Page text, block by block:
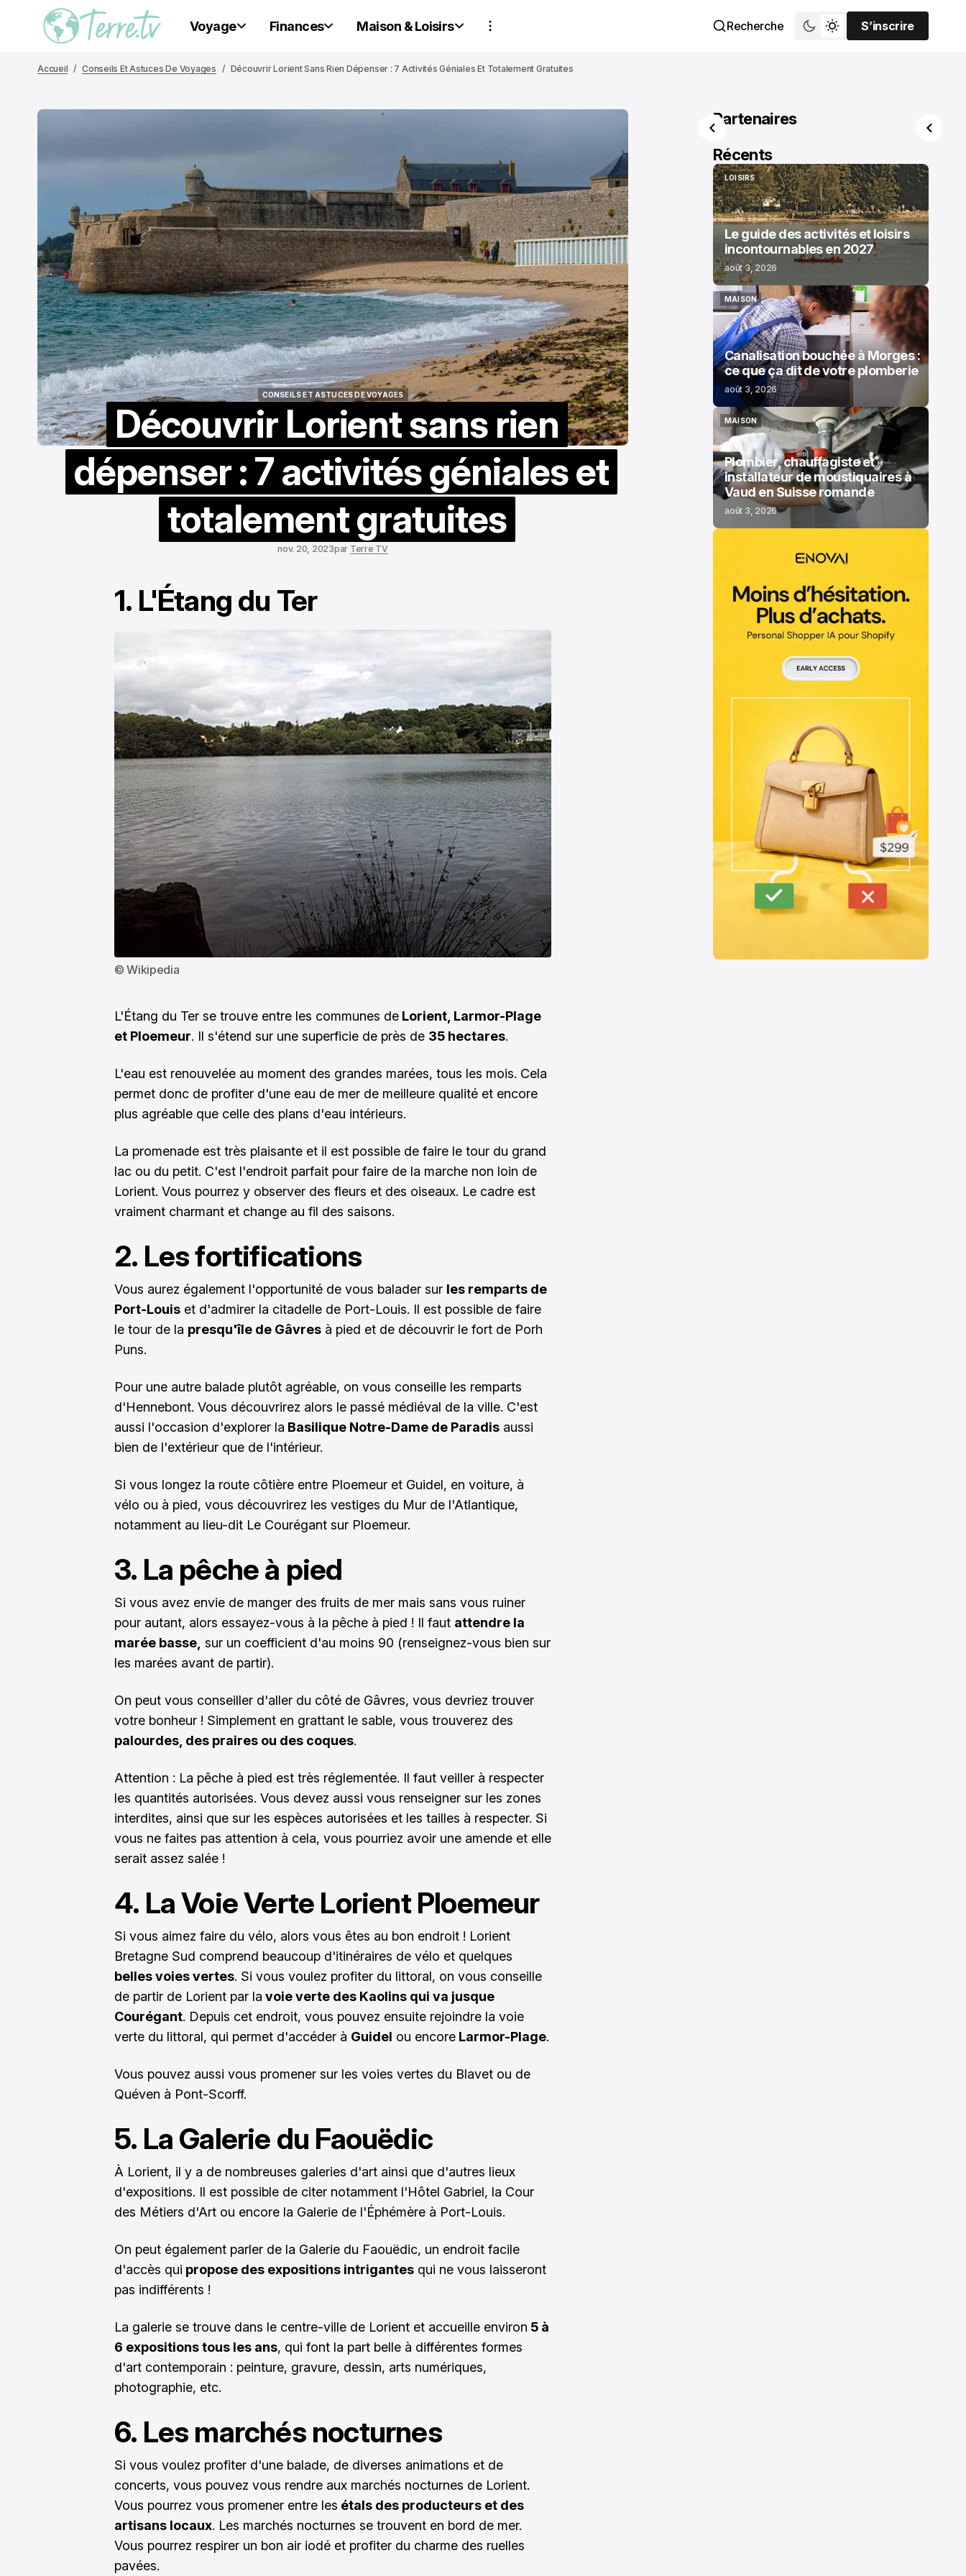
Voyage Finances Maison & Loisirs Recherche
S’inscrire
S’inscrire
Accueil Conseils Et Astuces De Voyages Découvrir Lorient Sans Rien Dépenser : 7 Activités Géniales Et Totalement Gratuites
CONSEILS ET ASTUCES DE VOYAGES
Découvrir Lorient sans rien
dépenser : 7 activités géniales et
totalement gratuites
nov. 20, 2023par Terre TV
1. L'Étang du Ter
© Wikipedia
L'Étang du Ter se trouve entre les communes de Lorient, Larmor-Plage
et Ploemeur. Il s'étend sur une superficie de près de 35 hectares.
L'eau est renouvelée au moment des grandes marées, tous les mois. Cela
permet donc de profiter d'une eau de mer de meilleure qualité et encore
plus agréable que celle des plans d'eau intérieurs.
La promenade est très plaisante et il est possible de faire le tour du grand
lac ou du petit. C'est l'endroit parfait pour faire de la marche non loin de
Lorient. Vous pourrez y observer des fleurs et des oiseaux. Le cadre est
vraiment charmant et change au fil des saisons.
2. Les fortifications
Vous aurez également l'opportunité de vous balader sur les remparts de
Port-Louis et d'admirer la citadelle de Port-Louis. Il est possible de faire
le tour de la presqu'île de Gâvres à pied et de découvrir le fort de Porh
Puns.
Pour une autre balade plutôt agréable, on vous conseille les remparts
d'Hennebont. Vous découvrirez alors le passé médiéval de la ville. C'est
aussi l'occasion d'explorer la Basilique Notre-Dame de Paradis aussi
bien de l'extérieur que de l'intérieur.
Si vous longez la route côtière entre Ploemeur et Guidel, en voiture, à
vélo ou à pied, vous découvrirez les vestiges du Mur de l'Atlantique,
notamment au lieu-dit Le Courégant sur Ploemeur.
3. La pêche à pied
Si vous avez envie de manger des fruits de mer mais sans vous ruiner
pour autant, alors essayez-vous à la pêche à pied ! Il faut attendre la
marée basse, sur un coefficient d'au moins 90 (renseignez-vous bien sur
les marées avant de partir).
On peut vous conseiller d'aller du côté de Gâvres, vous devriez trouver
votre bonheur ! Simplement en grattant le sable, vous trouverez des
palourdes, des praires ou des coques.
Attention : La pêche à pied est très réglementée. Il faut veiller à respecter
les quantités autorisées. Vous devez aussi vous renseigner sur les zones
interdites, ainsi que sur les espèces autorisées et les tailles à respecter. Si
vous ne faites pas attention à cela, vous pourriez avoir une amende et elle
serait assez salée !
4. La Voie Verte Lorient Ploemeur
Si vous aimez faire du vélo, alors vous êtes au bon endroit ! Lorient
Bretagne Sud comprend beaucoup d'itinéraires de vélo et quelques
belles voies vertes. Si vous voulez profiter du littoral, on vous conseille
de partir de Lorient par la voie verte des Kaolins qui va jusque
Courégant. Depuis cet endroit, vous pouvez ensuite rejoindre la voie
verte du littoral, qui permet d'accéder à Guidel ou encore Larmor-Plage.
Vous pouvez aussi vous promener sur les voies vertes du Blavet ou de
Quéven à Pont-Scorff.
5. La Galerie du Faouëdic
À Lorient, il y a de nombreuses galeries d'art ainsi que d'autres lieux
d'expositions. Il est possible de citer notamment l'Hôtel Gabriel, la Cour
des Métiers d'Art ou encore la Galerie de l'Éphémère à Port-Louis.
On peut également parler de la Galerie du Faouëdic, un endroit facile
d'accès qui propose des expositions intrigantes qui ne vous laisseront
pas indifférents !
La galerie se trouve dans le centre-ville de Lorient et accueille environ 5 à
6 expositions tous les ans, qui font la part belle à différentes formes
d'art contemporain : peinture, gravure, dessin, arts numériques,
photographie, etc.
6. Les marchés nocturnes
Si vous voulez profiter d'une balade, de diverses animations et de
concerts, vous pouvez vous rendre aux marchés nocturnes de Lorient.
Vous pourrez vous promener entre les étals des producteurs et des
artisans locaux. Les marchés nocturnes se trouvent en bord de mer.
Vous pourrez respirer un bon air iodé et profiter du charme des ruelles
pavées.
Partenaires
Récents
LOISIRS
LOISIRS
Le guide des activités et loisirs
incontournables en 2027
août 3, 2026
MAISON
MAISON
Canalisation bouchée à Morges :
ce que ça dit de votre plomberie
août 3, 2026
MAISON
MAISON
Plombier, chauffagiste et
installateur de moustiquaires à
Vaud en Suisse romande
août 3, 2026